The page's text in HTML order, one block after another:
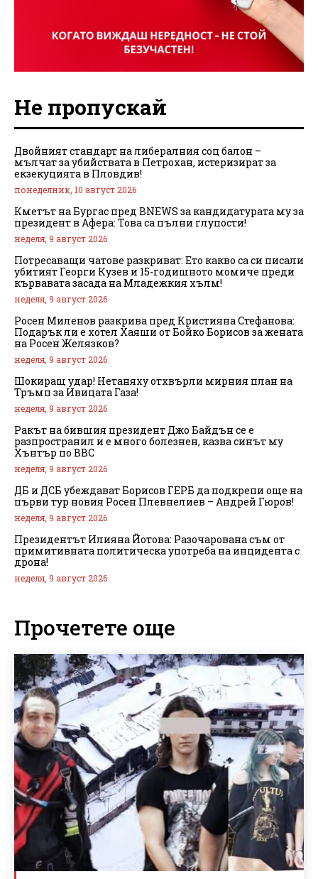
Не пропускай
Двойният стандарт на либералния соц балон –
мълчат за убийствата в Петрохан, истеризират за
екзекуцията в Пловдив!
понеделник, 10 август 2026
Кметът на Бургас пред BNEWS за кандидатурата му за
президент в Афера: Това са пълни глупости!
неделя, 9 август 2026
Потресаващи чатове разкриват: Ето какво са си писали
убитият Георги Кузев и 15-годишното момиче преди
кървавата засада на Младежкия хълм!
неделя, 9 август 2026
Росен Миленов разкрива пред Кристияна Стефанова:
Подарък ли е хотел Хаяши от Бойко Борисов за жената
на Росен Желязков?
неделя, 9 август 2026
Шокиращ удар! Нетаняху отхвърли мирния план на
Тръмп за Ивицата Газа!
неделя, 9 август 2026
Ракът на бившия президент Джо Байдън се е
разпространил и е много болезнен, казва синът му
Хънтър по BBC
неделя, 9 август 2026
ДБ и ДСБ убеждават Борисов ГЕРБ да подкрепи още на
първи тур новия Росен Плевнелиев – Андрей Гюров!
неделя, 9 август 2026
Президентът Илияна Йотова: Разочарована съм от
примитивната политическа употреба на инцидента с
дрона!
неделя, 9 август 2026
Прочетете още